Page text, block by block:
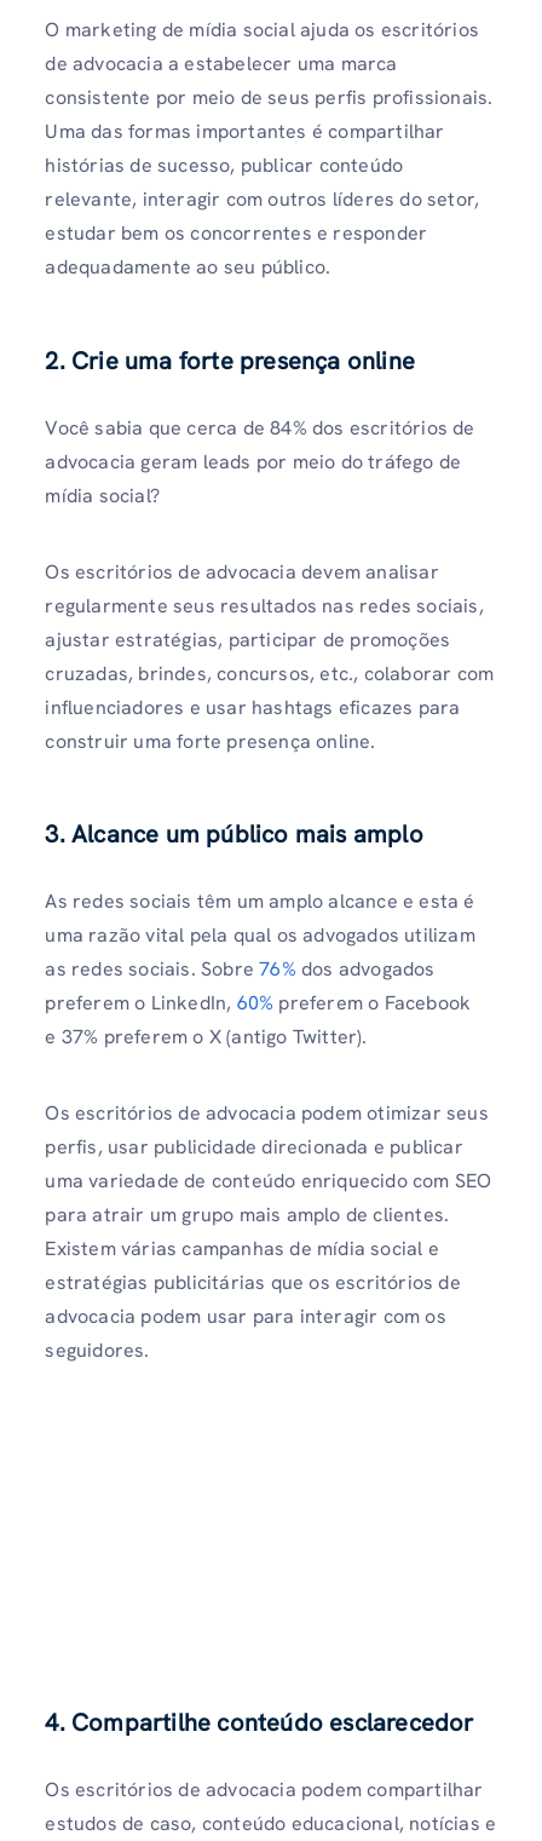
O marketing de mídia social ajuda os escritórios
de advocacia a estabelecer uma marca
consistente por meio de seus perfis profissionais.
Uma das formas importantes é compartilhar
histórias de sucesso, publicar conteúdo
relevante, interagir com outros líderes do setor,
estudar bem os concorrentes e responder
adequadamente ao seu público.
2. Crie uma forte presença online
Você sabia que cerca de 84% dos escritórios de
advocacia geram leads por meio do tráfego de
mídia social?
Os escritórios de advocacia devem analisar
regularmente seus resultados nas redes sociais,
ajustar estratégias, participar de promoções
cruzadas, brindes, concursos, etc., colaborar com
influenciadores e usar hashtags eficazes para
construir uma forte presença online.
3. Alcance um público mais amplo
As redes sociais têm um amplo alcance e esta é
uma razão vital pela qual os advogados utilizam
as redes sociais. Sobre76% dos advogados
preferem o LinkedIn, 60% preferem o Facebook
e 37% preferem o X (antigo Twitter).
Os escritórios de advocacia podem otimizar seus
perfis, usar publicidade direcionada e publicar
uma variedade de conteúdo enriquecido com SEO
para atrair um grupo mais amplo de clientes.
Existem várias campanhas de mídia social e
estratégias publicitárias que os escritórios de
advocacia podem usar para interagir com os
seguidores.
4. Compartilhe conteúdo esclarecedor
Os escritórios de advocacia podem compartilhar
estudos de caso, conteúdo educacional, notícias e